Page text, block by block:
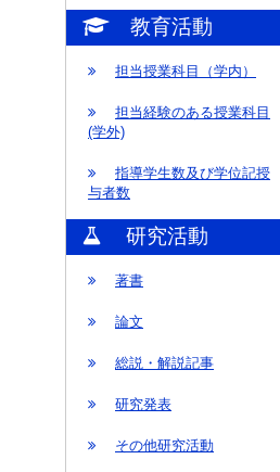
教育活動
担当授業科目（学内）
担当経験のある授業科目
(学外)
指導学生数及び学位記授
与者数
研究活動
著書
論文
総説・解説記事
研究発表
その他研究活動